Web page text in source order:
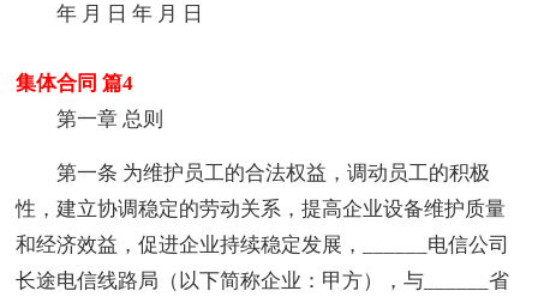
年 月 日 年 月 日
集体合同 篇4
第一章 总则
第一条 为维护员工的合法权益，调动员工的积极
性，建立协调稳定的劳动关系，提高企业设备维护质量
和经济效益，促进企业持续稳定发展，______电信公司
长途电信线路局（以下简称企业：甲方），与______省